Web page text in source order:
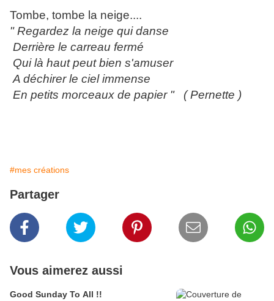
Tombe, tombe la neige....
" Regardez la neige qui danse
Derrière le carreau fermé
Qui là haut peut bien s'amuser
A déchirer le ciel immense
En petits morceaux de papier " ( Pernette )
#mes créations
Partager
Vous aimerez aussi
Good Sunday To All !!